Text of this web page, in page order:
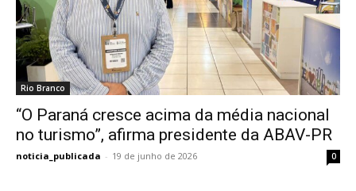
Rio Branco
“O Paraná cresce acima da média nacional
no turismo”, afirma presidente da ABAV-PR
noticia_publicada - 19 de junho de 2026 0